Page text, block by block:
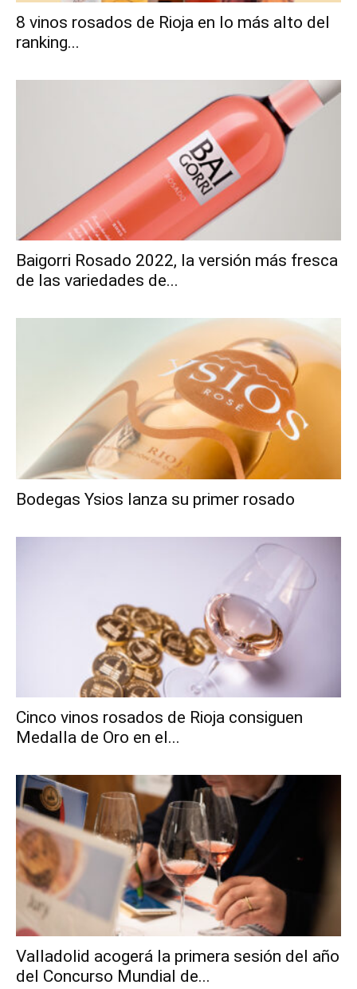
8 vinos rosados de Rioja en lo más alto del
ranking...
Baigorri Rosado 2022, la versión más fresca
de las variedades de...
Bodegas Ysios lanza su primer rosado
Cinco vinos rosados de Rioja consiguen
Medalla de Oro en el...
Valladolid acogerá la primera sesión del año
del Concurso Mundial de...